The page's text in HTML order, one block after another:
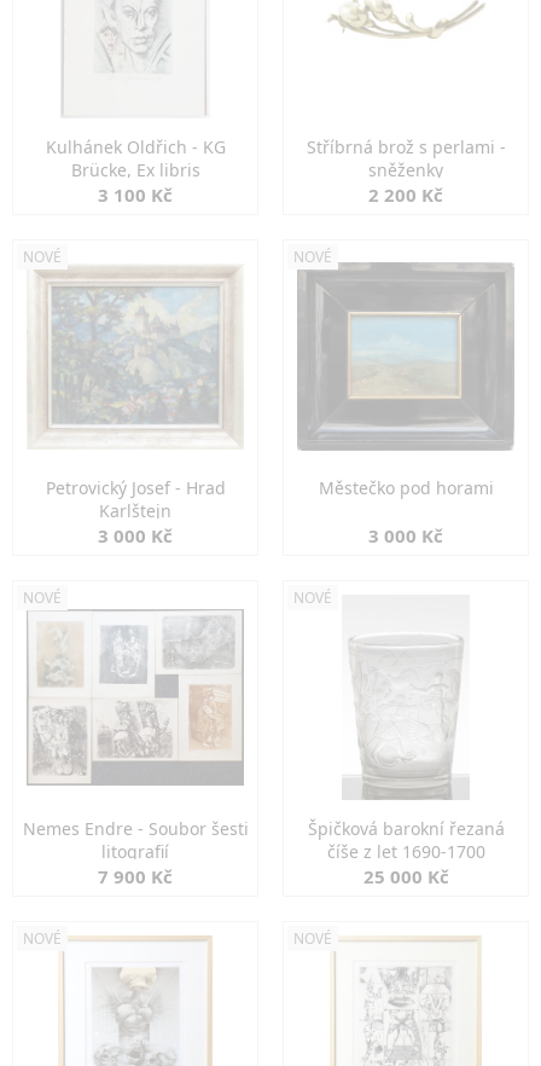
Kulhánek Oldřich - KG
Brücke, Ex libris
3 100 Kč
Stříbrná brož s perlami -
sněženky
2 200 Kč
NOVÉ
Petrovický Josef - Hrad
Karlštejn
3 000 Kč
NOVÉ
Městečko pod horami
3 000 Kč
NOVÉ
Nemes Endre - Soubor šesti
litografií
7 900 Kč
NOVÉ
Špičková barokní řezaná
číše z let 1690-1700
25 000 Kč
NOVÉ NOVÉ